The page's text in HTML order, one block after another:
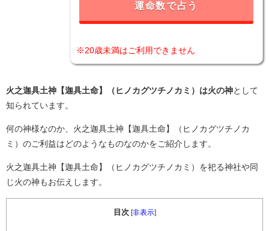
運命数で占う
※20歳未満はご利用できません
火之迦具土神【迦具土命】（ヒノカグツチノカミ）は火の神として
知られています。
何の神様なのか、火之迦具土神【迦具土命】（ヒノカグツチノカ
ミ）のご利益はどのようなものなのかをご紹介します。
火之迦具土神【迦具土命】（ヒノカグツチノカミ）を祀る神社や同
じ火の神もお伝えします。
目次 [非表示]